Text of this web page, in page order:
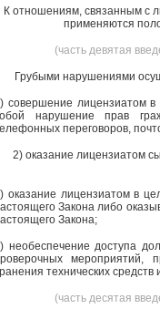
К отношениям, связанным с
применяются
(часть девятая
Грубыми нарушениями
совершение лицензиатом в
нарушение прав
переговоров,
2) оказание лицензиатом
оказание лицензиатом в
Закона либо
Закона;
необеспечение доступа
мероприятий,
технических
(часть десятая